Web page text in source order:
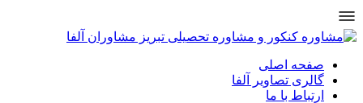
صفحه اصلی
گالری تصاویر آلفا
ارتباط با ما